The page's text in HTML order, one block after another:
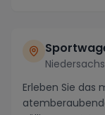
Erleben Sie das